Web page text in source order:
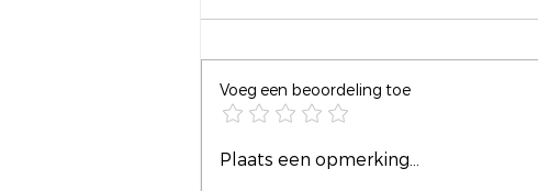
Vrijheid begint bij een
Voeg een beoordeling toe
Plaats een opmerking...